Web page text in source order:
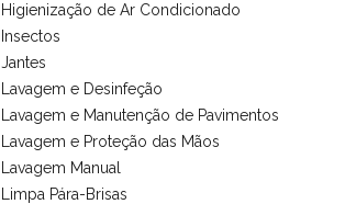
Higienização de Ar Condicionado
Insectos
Jantes
Lavagem e Desinfeção
Lavagem e Manutenção de Pavimentos
Lavagem e Proteção das Mãos
Lavagem Manual
Limpa Pára-Brisas